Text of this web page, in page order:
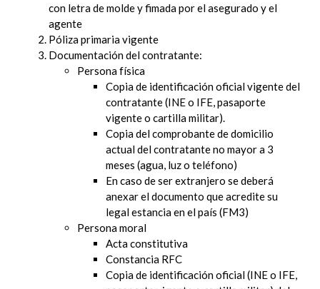
con letra de molde y fimada por el asegurado y el
agente
Póliza primaria vigente
Documentación del contratante:
Persona física
Copia de identificación oficial vigente del
contratante (INE o IFE, pasaporte
vigente o cartilla militar).
Copia del comprobante de domicilio
actual del contratante no mayor a 3
meses (agua, luz o teléfono)
En caso de ser extranjero se deberá
anexar el documento que acredite su
legal estancia en el país (FM3)
Persona moral
Acta constitutiva
Constancia RFC
Copia de identificación oficial (INE o IFE,